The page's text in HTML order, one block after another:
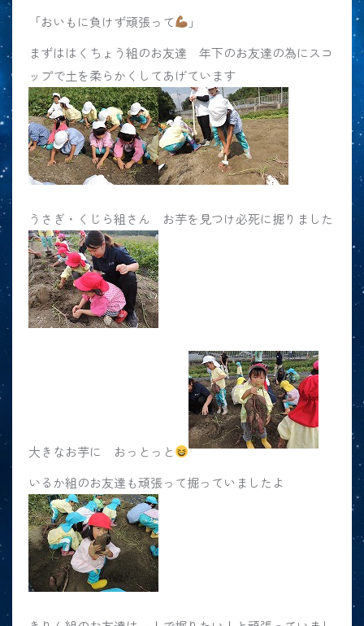
「おいもに負けず頑張って
」
まずははくちょう組のお友達 年下のお友達の為にスコ
ップで土を柔らかくしてあげています
うさぎ・くじら組さん お芋を見つけ必死に掘りました
大きなお芋に おっとっと
いるか組のお友達も頑張って掘っていましたよ